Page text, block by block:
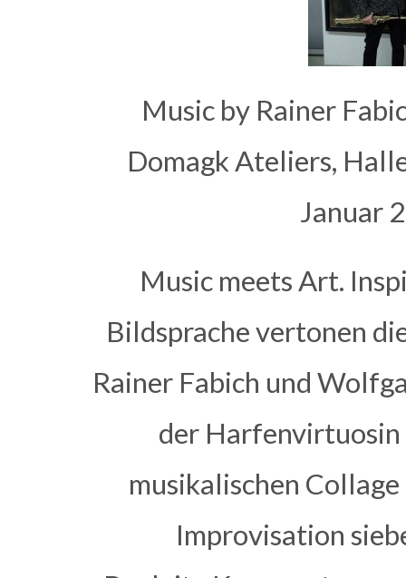
Music by Rainer
Domagk Ateliers,
Januar
Music meets Art.
Bildsprache vertonen
Rainer Fabich und
der Harfenvirtuosin
musikalischen
Improvisation